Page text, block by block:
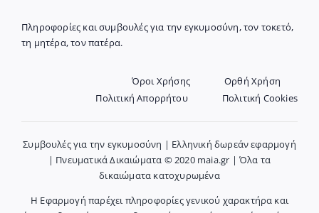
Πληροφορίες και συμβουλές για την εγκυμοσύνη, τον τοκετό,
τη μητέρα, τον πατέρα.
Όροι Χρήσης
Ορθή Χρήση
Πολιτική Απορρήτου
Πολιτική Cookies
Συμβουλές για την εγκυμοσύνη | Ελληνική δωρεάν εφαρμογή
| Πνευματικά Δικαιώματα © 2020 maia.gr | Όλα τα
δικαιώματα κατοχυρωμένα
Η Εφαρμογή παρέχει πληροφορίες γενικού χαρακτήρα και